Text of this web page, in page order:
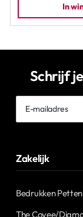
In
Schrijf
Zakelijk
Bedrukken
The Covee/